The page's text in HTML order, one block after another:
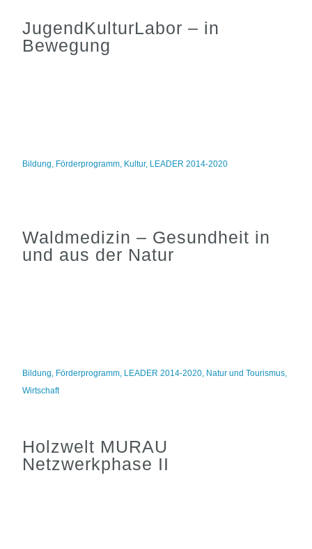
JugendKulturLabor – in
Bewegung
Bildung, Förderprogramm, Kultur, LEADER 2014-2020
Waldmedizin – Gesundheit in
und aus der Natur
Bildung, Förderprogramm, LEADER 2014-2020, Natur und Tourismus,
Wirtschaft
Holzwelt MURAU
Netzwerkphase II